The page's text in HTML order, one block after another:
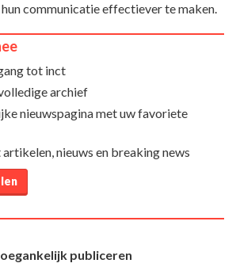
communicatie effectiever te maken.
tot inct
archief
nieuwspagina met uw favoriete
nieuws en breaking news
publiceren